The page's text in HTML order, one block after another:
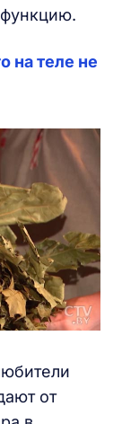
на теле не
от